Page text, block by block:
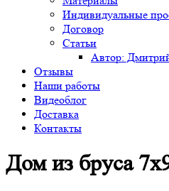
Индивидуальные
Договор
Статьи
Автор:
Отзывы
Наши работы
Видеоблог
Доставка
Контакты
Дом из бруса